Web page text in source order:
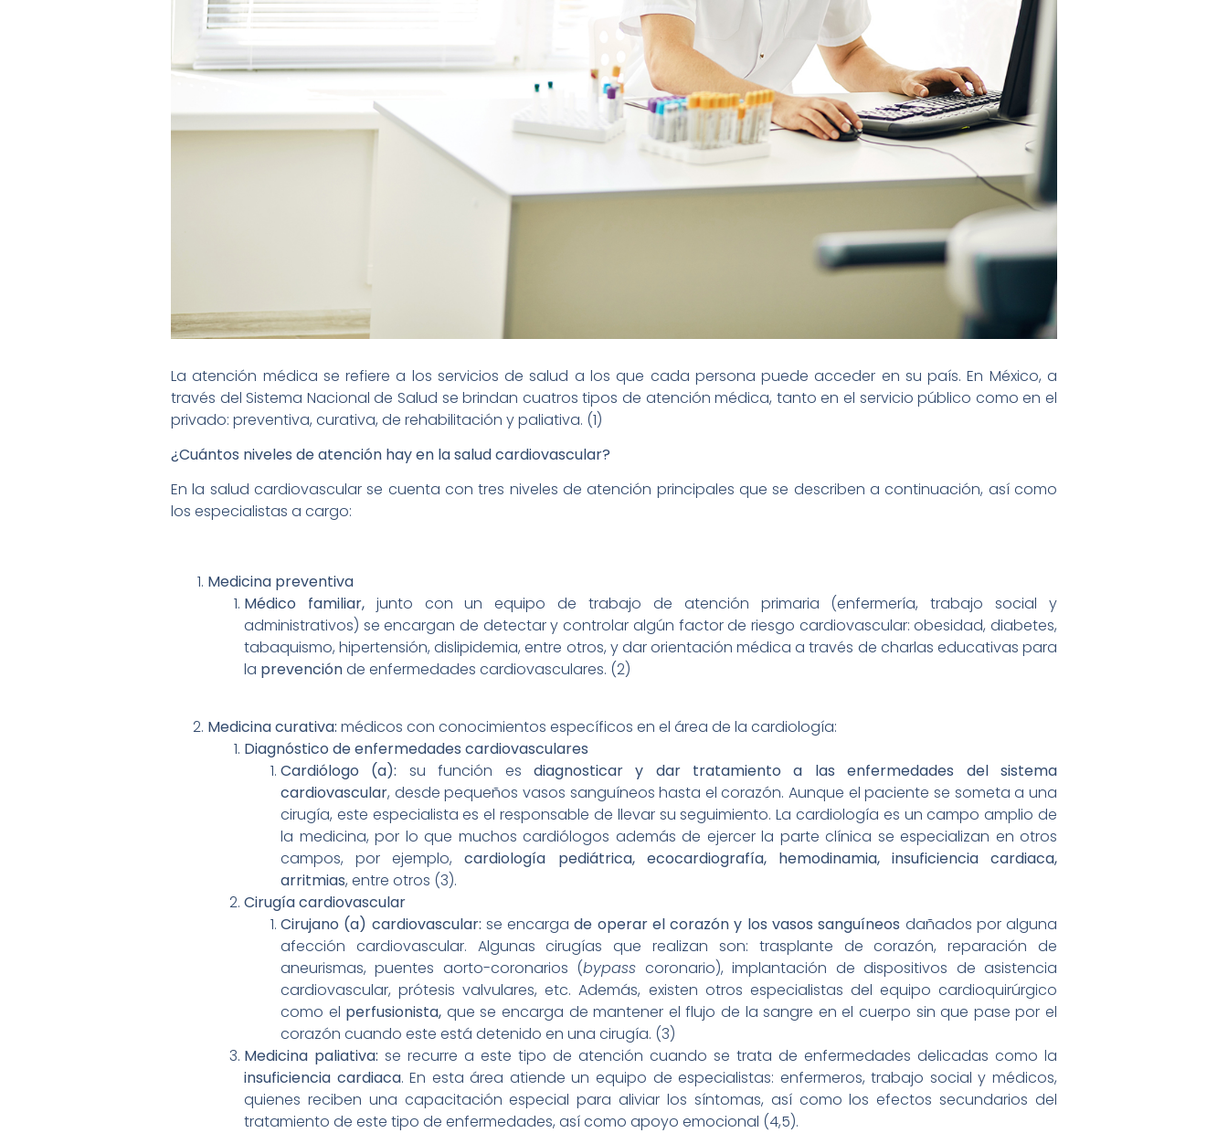
La atención médica se refiere a los servicios de salud a los que cada persona puede acceder en su país. En México, a
través del Sistema Nacional de Salud se brindan cuatros tipos de atención médica, tanto en el servicio público como en el
privado: preventiva, curativa, de rehabilitación y paliativa. (1)
¿Cuántos niveles de atención hay en la salud cardiovascular?
En la salud cardiovascular se cuenta con tres niveles de atención principales que se describen a continuación, así como
los especialistas a cargo:
Medicina preventiva
Médico familiar, junto con un equipo de trabajo de atención primaria (enfermería, trabajo social y
administrativos) se encargan de detectar y controlar algún factor de riesgo cardiovascular: obesidad, diabetes,
tabaquismo, hipertensión, dislipidemia, entre otros, y dar orientación médica a través de charlas educativas para
la prevenciónde enfermedades cardiovasculares. (2)
Medicina curativa: médicos con conocimientos específicos en el área de la cardiología:
Diagnóstico de enfermedades cardiovasculares
Cardiólogo (a): su función es diagnosticar y dar tratamiento a las enfermedades del sistema
cardiovascular, desde pequeños vasos sanguíneos hasta el corazón. Aunque el paciente se someta a una
cirugía, este especialista es el responsable de llevar su seguimiento. La cardiología es un campo amplio de
la medicina, por lo que muchos cardiólogos además de ejercer la parte clínica se especializan en otros
campos, por ejemplo,cardiología pediátrica, ecocardiografía,
hemodinamia, insuficiencia cardiaca,
arritmias, entre otros (3).
Cirugía cardiovascular
Cirujano (a) cardiovascular: se encargade operar el corazón y los vasos sanguíneos dañados por alguna
afección cardiovascular. Algunas cirugías que realizan son: trasplante de corazón, reparación de
aneurismas, puentes aorto-coronarios (bypass coronario), implantación de dispositivos de asistencia
cardiovascular, prótesis valvulares, etc. Además, existen otros especialistas del equipo cardioquirúrgico
como el perfusionista, que se encarga de mantener el flujo de la sangre en el cuerpo sin que pase por el
corazón cuando este está detenido en una cirugía. (3)
Medicina paliativa: se recurre a este tipo de atención cuando se trata de enfermedades delicadas como la
insuficiencia cardiaca. En esta área atiende un equipo de especialistas: enfermeros, trabajo social y médicos,
quienes reciben una capacitación especial para aliviar los síntomas, así como los efectos secundarios del
tratamiento de este tipo de enfermedades, así como apoyo emocional (4,5).